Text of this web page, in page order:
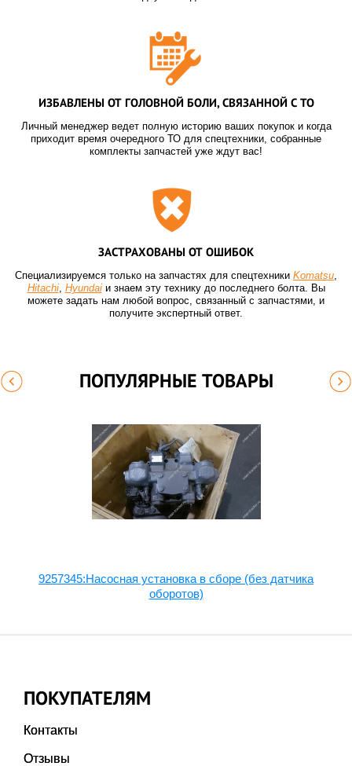
ИЗБАВЛЕНЫ ОТ ГОЛОВНОЙ БОЛИ, СВЯЗАННОЙ С ТО
Личный менеджер ведет полную историю ваших покупок и когда
приходит время очередного ТО для спецтехники, собранные
комплекты запчастей уже ждут вас!
ЗАСТРАХОВАНЫ ОТ ОШИБОК
Специализируемся только на запчастях для спецтехники Komatsu,
Hitachi, Hyundaiи знаем эту технику до последнего болта. Вы
можете задать нам любой вопрос, связанный с запчастями, и
получите экспертный ответ.
ПОПУЛЯРНЫЕ ТОВАРЫ
9257345:Насосная установка в сборе (без датчика
оборотов)
ПОКУПАТЕЛЯМ
Контакты
Отзывы